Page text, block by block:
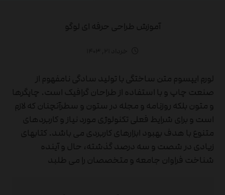
آموزش طراحی حرفه ای لوگو
لورم ایپسوم متن ساختگی با تولید سادگی نامفهوم از
صنعت چاپ و با استفاده از طراحان گرافیک است. چاپگرها
و متون بلکه روزنامه و مجله در ستون و سطرآنچنان که لازم
است و برای شرایط فعلی تکنولوژی مورد نیاز و کاربردهای
متنوع با هدف بهبود ابزارهای کاربردی می باشد. کتابهای
زیادی در شصت و سه درصد گذشته، حال و آینده
شناخت فراوان جامعه و متخصصان را می طلبد